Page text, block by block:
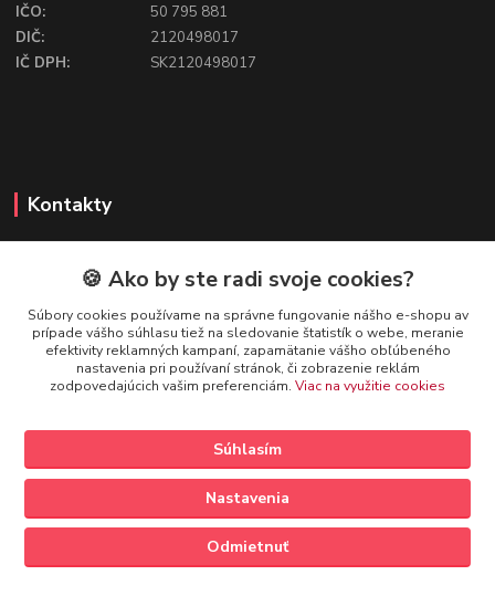
IČO:
50 795 881
DIČ:
2120498017
IČ DPH:
SK2120498017
Kontakty
FIREFLY SHOP
Mgr. Ivana Kirschnerová
+421 918 763 777
Vytvorené na Eshop-rychlo.sk
🍪 Ako by ste radi svoje cookies?
Súbory cookies používame na správne fungovanie nášho e-shopu av
prípade vášho súhlasu tiež na sledovanie štatistík o webe, meranie
efektivity reklamných kampaní, zapamätanie vášho obľúbeného
nastavenia pri používaní stránok, či zobrazenie reklám
zodpovedajúcich vašim preferenciám. Viac na využitie cookies
Nastavenia
Súhlasím